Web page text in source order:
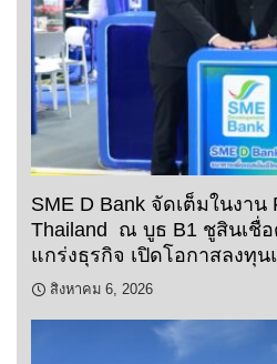
SME D Bank จัดเต็มในงาน
Thailand ณ บูธ B1 ชูสินเชื่อ
แกร่งธุรกิจ เปิดโอกาสลงทุ
สิงหาคม 6, 2026